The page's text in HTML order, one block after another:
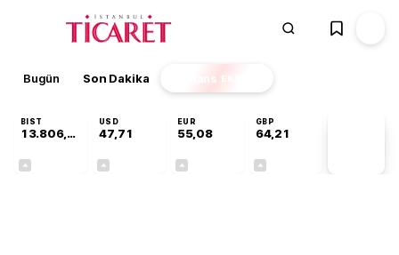
Bugün Son Dakika Finans EKSTRA
BIST
13.806,14
USD
47,71
EUR
55,08
GBP
64,21